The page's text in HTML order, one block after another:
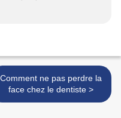
Comment ne pas perdre la
face chez le dentiste >